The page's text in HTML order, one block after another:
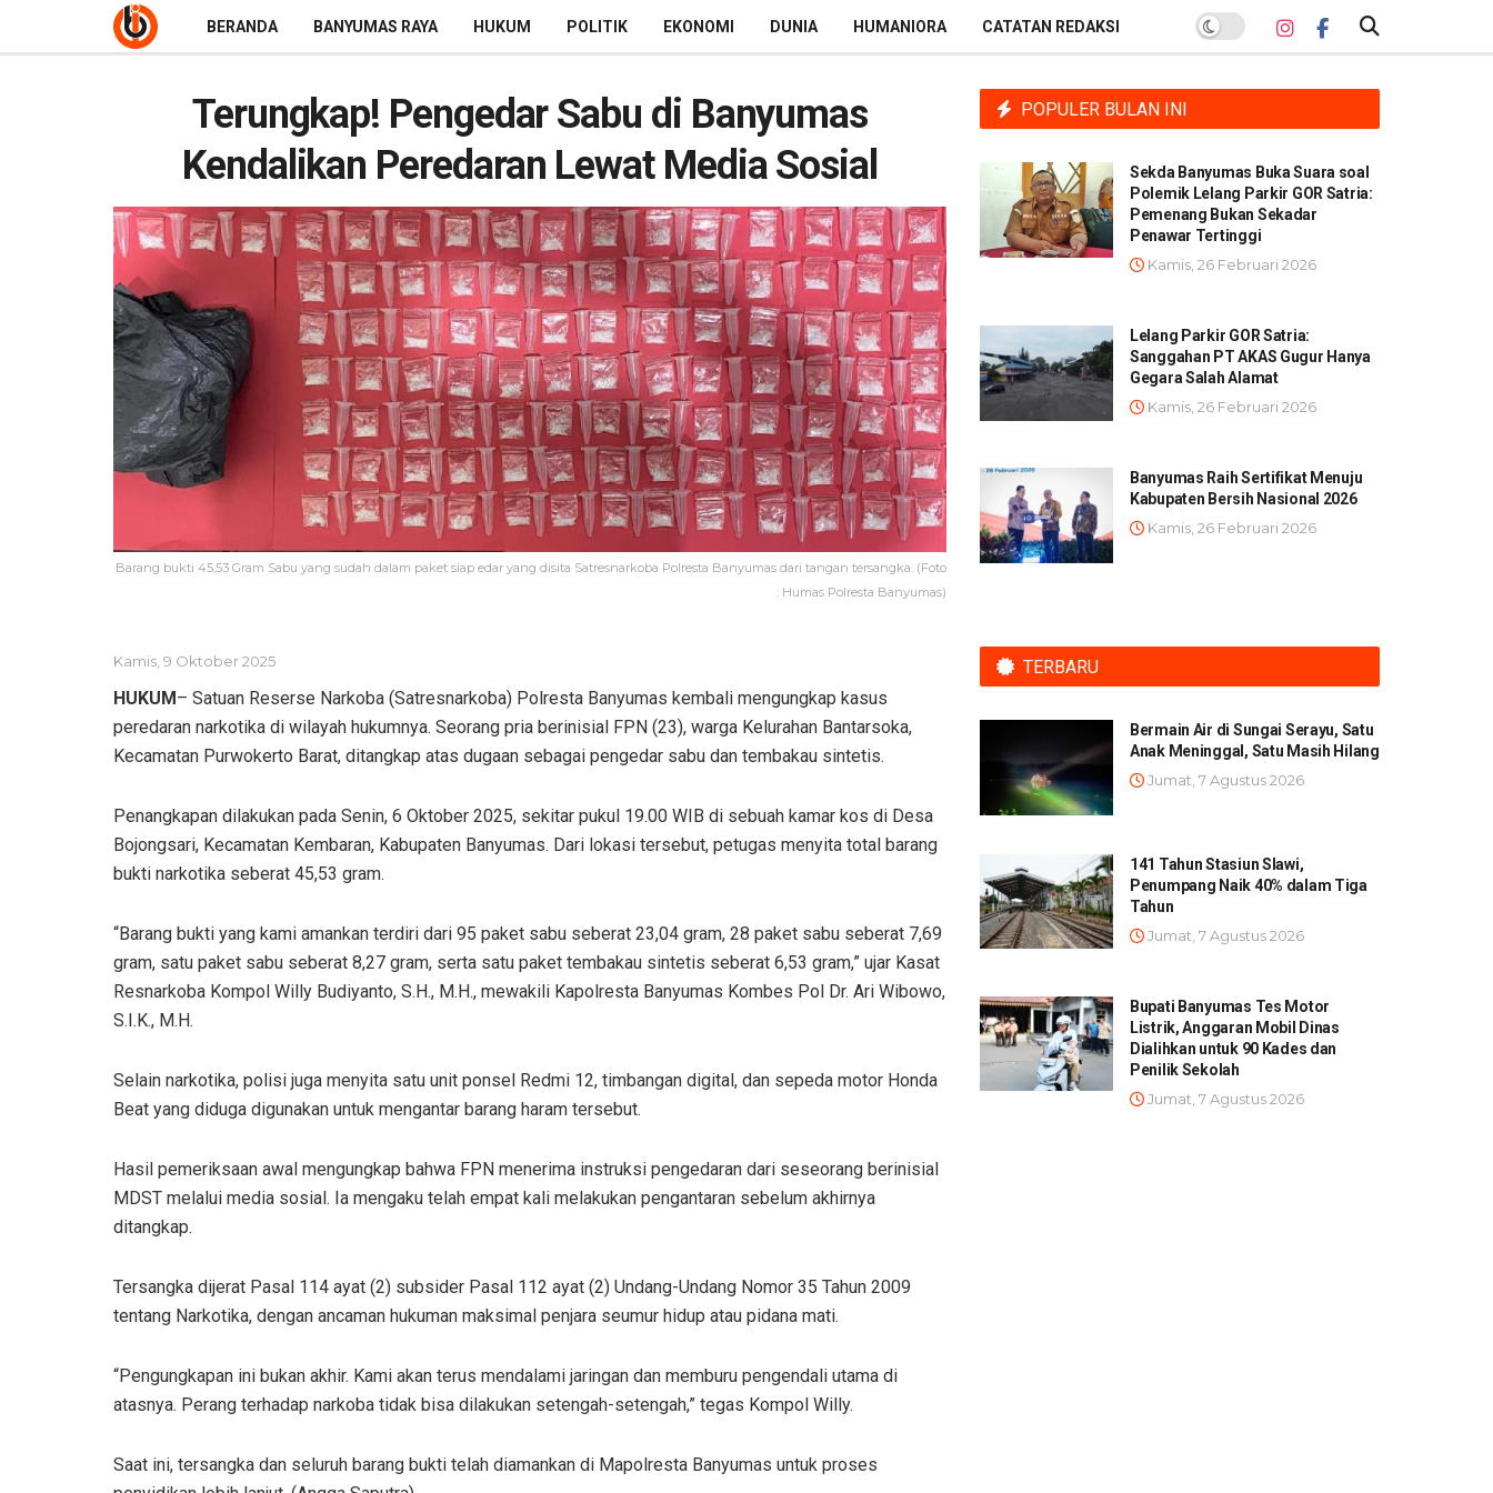
BERANDA BANYUMAS RAYA HUKUM POLITIK EKONOMI DUNIA HUMANIORA CATATAN REDAKSI
Terungkap! Pengedar Sabu di Banyumas
Kendalikan Peredaran Lewat Media Sosial
Barang bukti 45,53 Gram Sabu yang sudah dalam paket siap edar yang disita Satresnarkoba Polresta Banyumas dari tangan tersangka. (Foto
: Humas Polresta Banyumas)
Kamis, 9 Oktober 2025
HUKUM – Satuan Reserse Narkoba (Satresnarkoba) Polresta Banyumas kembali mengungkap kasus
peredaran narkotika di wilayah hukumnya. Seorang pria berinisial FPN (23), warga Kelurahan Bantarsoka,
Kecamatan Purwokerto Barat, ditangkap atas dugaan sebagai pengedar sabu dan tembakau sintetis.
Penangkapan dilakukan pada Senin, 6 Oktober 2025, sekitar pukul 19.00 WIB di sebuah kamar kos di Desa
Bojongsari, Kecamatan Kembaran, Kabupaten Banyumas. Dari lokasi tersebut, petugas menyita total barang
bukti narkotika seberat 45,53 gram.
“Barang bukti yang kami amankan terdiri dari 95 paket sabu seberat 23,04 gram, 28 paket sabu seberat 7,69
gram, satu paket sabu seberat 8,27 gram, serta satu paket tembakau sintetis seberat 6,53 gram,” ujar Kasat
Resnarkoba Kompol Willy Budiyanto, S.H., M.H., mewakili Kapolresta Banyumas Kombes Pol Dr. Ari Wibowo,
S.I.K., M.H.
Selain narkotika, polisi juga menyita satu unit ponsel Redmi 12, timbangan digital, dan sepeda motor Honda
Beat yang diduga digunakan untuk mengantar barang haram tersebut.
Hasil pemeriksaan awal mengungkap bahwa FPN menerima instruksi pengedaran dari seseorang berinisial
MDST melalui media sosial. Ia mengaku telah empat kali melakukan pengantaran sebelum akhirnya
ditangkap.
Tersangka dijerat Pasal 114 ayat (2) subsider Pasal 112 ayat (2) Undang-Undang Nomor 35 Tahun 2009
tentang Narkotika, dengan ancaman hukuman maksimal penjara seumur hidup atau pidana mati.
“Pengungkapan ini bukan akhir. Kami akan terus mendalami jaringan dan memburu pengendali utama di
atasnya. Perang terhadap narkoba tidak bisa dilakukan setengah-setengah,” tegas Kompol Willy.
Saat ini, tersangka dan seluruh barang bukti telah diamankan di Mapolresta Banyumas untuk proses
POPULER BULAN INI
Sekda Banyumas Buka Suara soal
Polemik Lelang Parkir GOR Satria:
Pemenang Bukan Sekadar
Penawar Tertinggi
Kamis, 26 Februari 2026
Lelang Parkir GOR Satria:
Sanggahan PT AKAS Gugur Hanya
Gegara Salah Alamat
Kamis, 26 Februari 2026
Banyumas Raih Sertifikat Menuju
Kabupaten Bersih Nasional 2026
Kamis, 26 Februari 2026
TERBARU
Bermain Air di Sungai Serayu, Satu
Anak Meninggal, Satu Masih Hilang
Jumat, 7 Agustus 2026
141 Tahun Stasiun Slawi,
Penumpang Naik 40% dalam Tiga
Tahun
Jumat, 7 Agustus 2026
Bupati Banyumas Tes Motor
Listrik, Anggaran Mobil Dinas
Dialihkan untuk 90 Kades dan
Penilik Sekolah
Jumat, 7 Agustus 2026